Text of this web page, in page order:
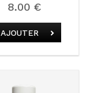
8.00 €
AJOUTER